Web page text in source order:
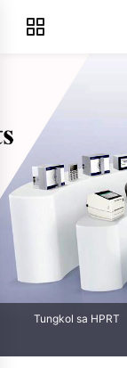
Tungkol sa HPRT